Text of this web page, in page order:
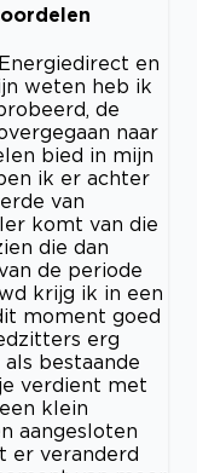
en
weten heb ik
de
naar
bied in mijn
ik er achter
van
komt van die
die dan
de periode
krijg ik in een
moment goed
erg
bestaande
verdient met
klein
aangesloten
er veranderd